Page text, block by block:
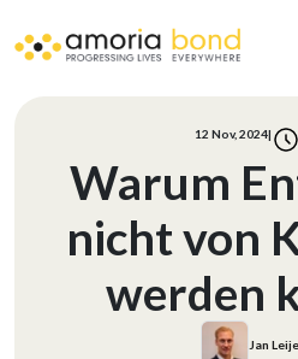
12 Nov, 2024|
Warum
nicht von
werden
Jan